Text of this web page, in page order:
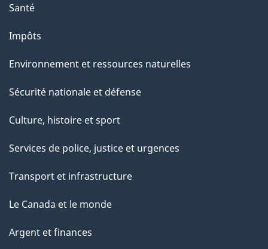
Santé
Impôts
Environnement et ressources naturelles
Sécurité nationale et défense
Culture, histoire et sport
Services de police, justice et urgences
Transport et infrastructure
Le Canada et le monde
Argent et finances